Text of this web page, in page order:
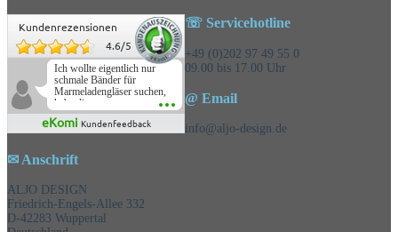
Kundenrezensionen
4.6/5
Ich wollte eigentlich nur
schmale Bänder für
Marmeladengläser suchen,
habe die
Überraschungsbänder
mitbestellt und war positiv
eKomi Kundenfeedback
☏ Servicehotline
+49 (0)202 97 49 55 0
09.00 bis 17.00 Uhr
@ Email
info@aljo-design.de
✉ Anschrift
ALJO DESIGN
Friedrich-Engels-Allee 332
D-42283 Wuppertal